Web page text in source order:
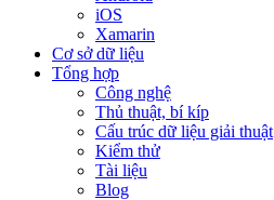
iOS
Xamarin
Cơ sở dữ liệu
Tổng hợp
Công nghệ
Thủ thuật, bí kíp
Cấu trúc dữ liệu giải thuật
Kiểm thử
Tài liệu
Blog